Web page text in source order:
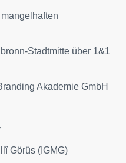
Stadtmitte über 1&1
Akademie GmbH
Görüs (IGMG)